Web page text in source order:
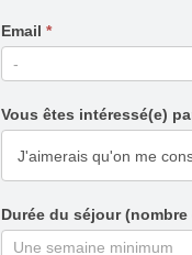
général
Email*
Vous êtes intéressé(e)
Durée du séjour